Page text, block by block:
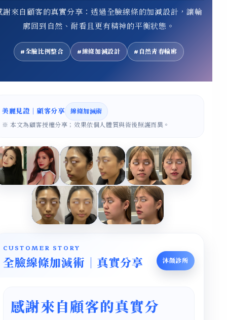
謝來自顧客的真實分享：透過全臉線條的加減設計，讓輪
廓回到自然、耐看且更有精神的平衡狀態。
#全臉比例整合 #線條加減設計 #自然青春輪廓
美麗見證｜顧客分享 線條加減術
※ 本文為顧客授權分享；效果依個人體質與術後照護而異。
CUSTOMER STORY
全臉線條加減術｜真實分享 沐顏診所
感謝來自顧客的真實分